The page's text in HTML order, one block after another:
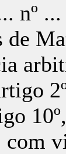
nº
de
com